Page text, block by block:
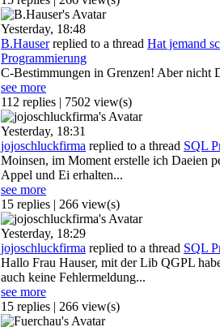
Yesterday, 18:48
B.Hauserreplied to a thread Hat jemand
Programmierung
C-Bestimmungen in Grenzen! Aber nicht
see more
112 replies | 7502 view(s)
Yesterday, 18:31
jojoschluckfirma replied to a thread SQL
Moinsen, im Moment erstelle ich Daeien
Appel und Ei erhalten...
see more
15 replies | 266 view(s)
Yesterday, 18:29
jojoschluckfirma replied to a thread SQL
Hallo Frau Hauser, mit der Lib QGPL
auch keine Fehlermeldung...
see more
15 replies | 266 view(s)